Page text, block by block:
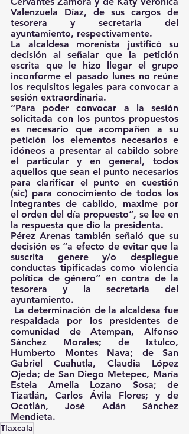
Valenzuela Díaz, de sus cargos de
tesorera y secretaria del
ayuntamiento, respectivamente.
La alcaldesa morenista justificó su
decisión al señalar que la petición
escrita que le hizo llegar el grupo
inconforme el pasado lunes no reúne
los requisitos legales para convocar a
sesión extraordinaria.
“Para poder convocar a la sesión
solicitada con los puntos propuestos
es necesario que acompañen a su
petición los elementos necesarios e
idóneos a presentar al cabildo sobre
el particular y en general, todos
aquellos que sean el punto necesarios
para clarificar el punto en cuestión
(sic) para conocimiento de todos los
integrantes de cabildo, maxime por
el orden del día propuesto”, se lee en
la respuesta que dio la presidenta.
Pérez Arenas también señaló que su
decisión es “a efecto de evitar que la
suscrita genere y/o despliegue
conductas tipificadas como violencia
política de género” en contra de la
tesorera y la secretaria del
ayuntamiento.
respaldada por los presidentes de
comunidad de Atempan, Alfonso
Sánchez Morales; de Ixtulco,
Humberto Montes Nava; de San
Gabriel Cuahutla, Claudia López
Ojeda; de San Diego Metepec, María
Estela Amelia Lozano Sosa; de
Tizatlán, Carlos Ávila Flores; y de
Ocotlán, José Adán Sánchez
Mendieta.
Tlaxcala